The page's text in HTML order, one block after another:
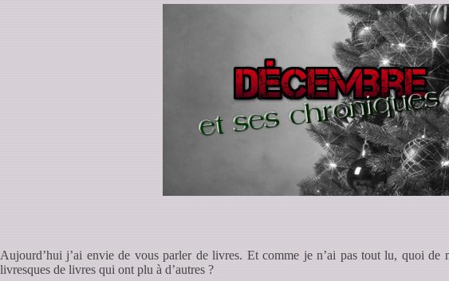
Aujourd’hui j’ai envie de vous parler de livres. Et comme je n’ai pas tout lu, quoi de
livresques de livres qui ont plu à d’autres ?